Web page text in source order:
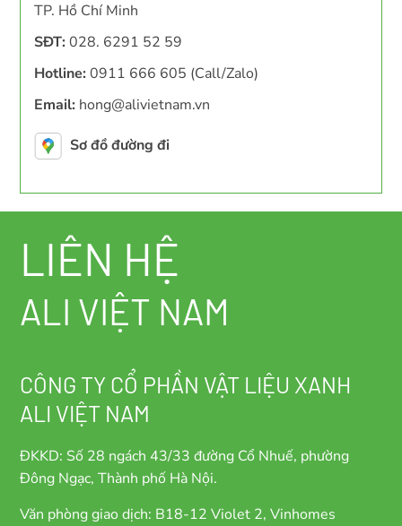
TP. Hồ Chí Minh
SĐT: 028. 6291 52 59
Hotline: 0911 666 605 (Call/Zalo)
Email: hong@alivietnam.vn
Sơ đồ đường đi
LIÊN HỆ
ALI VIỆT NAM
CÔNG TY CỔ PHẦN VẬT LIỆU XANH
ALI VIỆT NAM
ĐKKD: Số 28 ngách 43/33 đường Cổ Nhuế, phường
Đông Ngạc, Thành phố Hà Nội.
Văn phòng giao dịch: B18-12 Violet 2, Vinhomes